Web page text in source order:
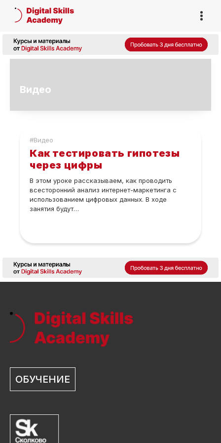
Видео
#Видео
Как тестировать гипотезы
через цифры
В этом уроке рассказываем, как проводить
всесторонний анализ интернет-маркетинга с
использованием цифровых данных. В ходе
занятия будут…
ОБУЧЕНИЕ